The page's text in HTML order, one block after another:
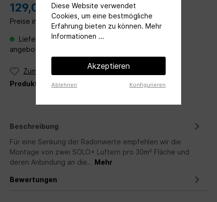
129,00 €*
Preise inkl. MwSt. zzgl. Versandkosten
Lieferung: Verfügbarkeit auf Anfrage per Mail an
angebot@ventileo.de
Zum Merkzettel hinzufügen
Produktnummer:LSRadon
Beschreibung
Für eine Senkung der Radonwerte empfehlen wir die
Montage von zwei SOLO+ Lüftern pro 30m² Fläche und
deren Anbindung an die… Mehr
Bewertungen
Diese Website verwendet
Cookies, um eine bestmögliche
Erfahrung bieten zu können. Mehr
Informationen ...
Akzeptieren
Ablehnen Konfigurieren